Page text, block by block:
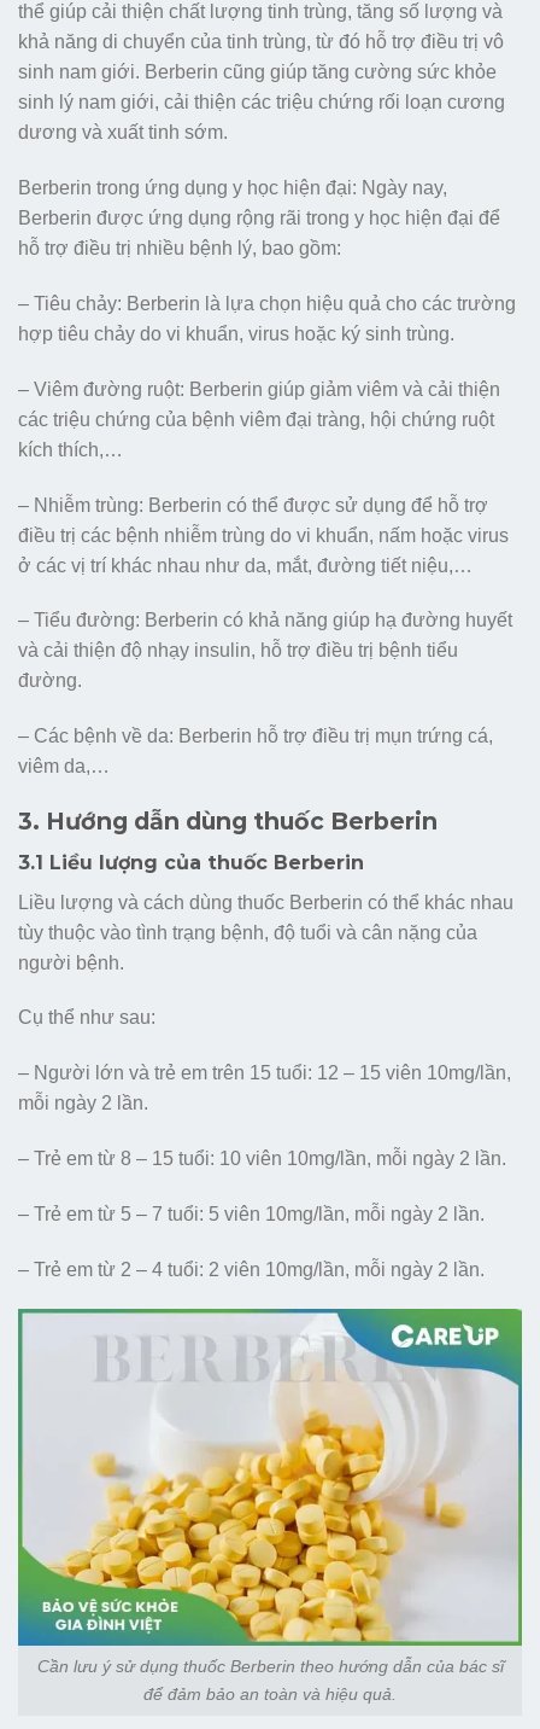
thể giúp cải thiện chất lượng tinh trùng, tăng số lượng và
khả năng di chuyển của tinh trùng, từ đó hỗ trợ điều trị vô
sinh nam giới. Berberin cũng giúp tăng cường sức khỏe
sinh lý nam giới, cải thiện các triệu chứng rối loạn cương
dương và xuất tinh sớm.
Berberin trong ứng dụng y học hiện đại: Ngày nay,
Berberin được ứng dụng rộng rãi trong y học hiện đại để
hỗ trợ điều trị nhiều bệnh lý, bao gồm:
– Tiêu chảy: Berberin là lựa chọn hiệu quả cho các trường
hợp tiêu chảy do vi khuẩn, virus hoặc ký sinh trùng.
– Viêm đường ruột: Berberin giúp giảm viêm và cải thiện
các triệu chứng của bệnh viêm đại tràng, hội chứng ruột
kích thích,…
– Nhiễm trùng: Berberin có thể được sử dụng để hỗ trợ
điều trị các bệnh nhiễm trùng do vi khuẩn, nấm hoặc virus
ở các vị trí khác nhau như da, mắt, đường tiết niệu,…
– Tiểu đường: Berberin có khả năng giúp hạ đường huyết
và cải thiện độ nhạy insulin, hỗ trợ điều trị bệnh tiểu
đường.
– Các bệnh về da: Berberin hỗ trợ điều trị mụn trứng cá,
viêm da,…
3. Hướng dẫn dùng thuốc Berberin
3.1 Liều lượng của thuốc Berberin
Liều lượng và cách dùng thuốc Berberin có thể khác nhau
tùy thuộc vào tình trạng bệnh, độ tuổi và cân nặng của
người bệnh.
Cụ thể như sau:
– Người lớn và trẻ em trên 15 tuổi: 12 – 15 viên 10mg/lần,
mỗi ngày 2 lần.
– Trẻ em từ 8 – 15 tuổi: 10 viên 10mg/lần, mỗi ngày 2 lần.
– Trẻ em từ 5 – 7 tuổi: 5 viên 10mg/lần, mỗi ngày 2 lần.
– Trẻ em từ 2 – 4 tuổi: 2 viên 10mg/lần, mỗi ngày 2 lần.
Cần lưu ý sử dụng thuốc Berberin theo hướng dẫn của bác sĩ
để đảm bảo an toàn và hiệu quả.